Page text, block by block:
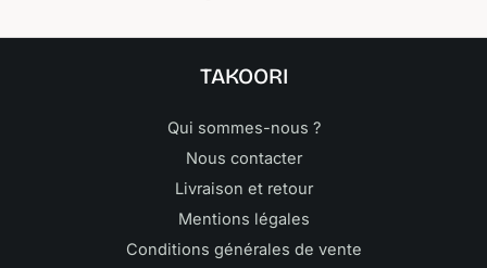
TAKOORI
Qui sommes-nous ?
Nous contacter
Livraison et retour
Mentions légales
Conditions générales de vente